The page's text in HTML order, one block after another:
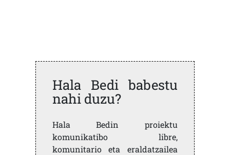
Hala Bedi babestu
nahi duzu?
Hala Bedin proiektu
komunikatibo libre,
komunitario eta eraldatzailea